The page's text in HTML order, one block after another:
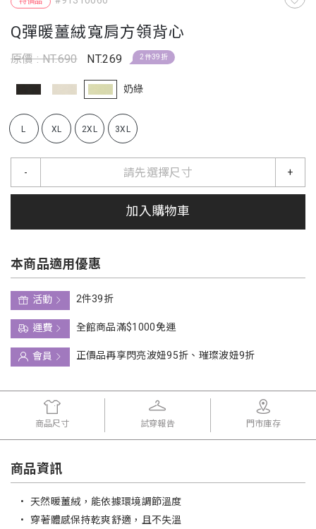
Q彈暖薑絨寬肩方領背心
原價 : NT.690 NT.269 2件39折
奶綠
L XL 2XL 3XL
請先選擇尺寸
- +
加入購物車
本商品適用優惠
活動
2件39折
運費
全館商品滿$1000免運
會員
正價品再享閃亮波妞95折、璀璨波妞9折
商品尺寸 試穿報告 門市庫存
商品資訊
• 天然暖薑絨，能依據環境調節溫度
• 穿著體感保持乾爽舒適，且不失溫